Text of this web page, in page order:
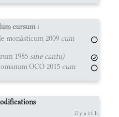
cursum :
monásticum 2009 cum
1985 sine cantu)
OCO 2015 cum
il y a 11 h